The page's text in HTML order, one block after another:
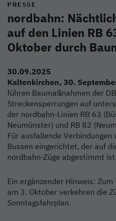
PRESSE
nordbahn:
auf den Linien RB
Oktober durch
30.09.2025
Kaltenkirchen, 30.
führen Baumaßnahmen der
Streckensperrungen auf
der nordbahn-Linien RB 63
Neumünster) und RB 82
Für ausfallende
Bussen eingerichtet, der auf
nordbahn-Züge abgestimmt ist.
Ein ergänzender Hinweis:
am 3. Oktober verkehren die
Sonntagsfahrplan.